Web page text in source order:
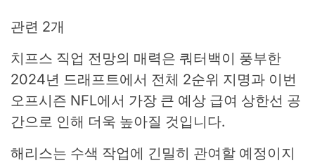
관련 2개
치프스 직업 전망의 매력은 쿼터백이 풍부한
2024년 드래프트에서 전체 2순위 지명과 이번
오프시즌 NFL에서 가장 큰 예상 급여 상한선 공
간으로 인해 더욱 높아질 것입니다.
해리스는 수색 작업에 긴밀히 관여할 예정이지